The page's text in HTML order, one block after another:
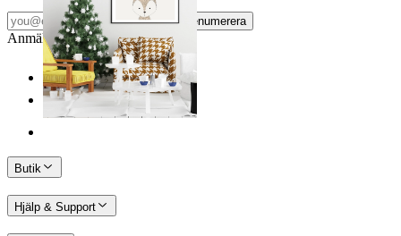
Prenumerera
Anmäl dig till vårt Nyhetsbrev
Butik
Hjälp & Support